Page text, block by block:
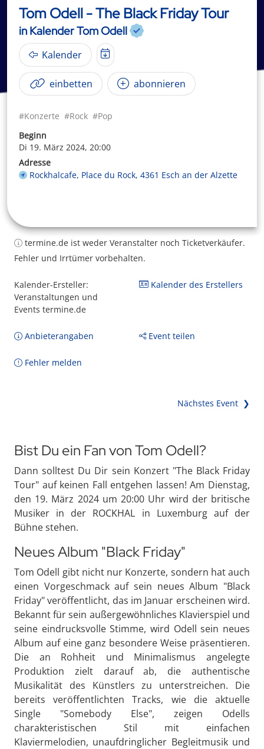
Tom Odell - The Black Friday Tour
in Kalender Tom Odell
Kalender
einbetten abonnieren
#Konzerte #Rock #Pop
Beginn
Di 19. März 2024, 20:00
Adresse
Rockhalcafe, Place du Rock, 4361 Esch an der Alzette
termine.de ist weder Veranstalter noch Ticketverkäufer.
Fehler und Irrtümer vorbehalten.
Kalender-Ersteller:
Veranstaltungen und
Events termine.de
Kalender des Erstellers
Anbieterangaben Event teilen
Fehler melden
Nächstes Event ❯
Bist Du ein Fan von Tom Odell?
Dann solltest Du Dir sein Konzert "The Black Friday
Tour" auf keinen Fall entgehen lassen! Am Dienstag,
den 19. März 2024 um 20:00 Uhr wird der britische
Musiker in der ROCKHAL in Luxemburg auf der
Bühne stehen.
Neues Album "Black Friday"
Tom Odell gibt nicht nur Konzerte, sondern hat auch
einen Vorgeschmack auf sein neues Album "Black
Friday" veröffentlicht, das im Januar erscheinen wird.
Bekannt für sein außergewöhnliches Klavierspiel und
seine eindrucksvolle Stimme, wird Odell sein neues
Album auf eine ganz besondere Weise präsentieren.
Die an Rohheit und Minimalismus angelegte
Produktion zielt darauf ab, die authentische
Musikalität des Künstlers zu unterstreichen. Die
bereits veröffentlichten Tracks, wie die aktuelle
Single "Somebody Else", zeigen Odells
charakteristischen Stil mit einfachen
Klaviermelodien, unaufdringlicher Begleitmusik und